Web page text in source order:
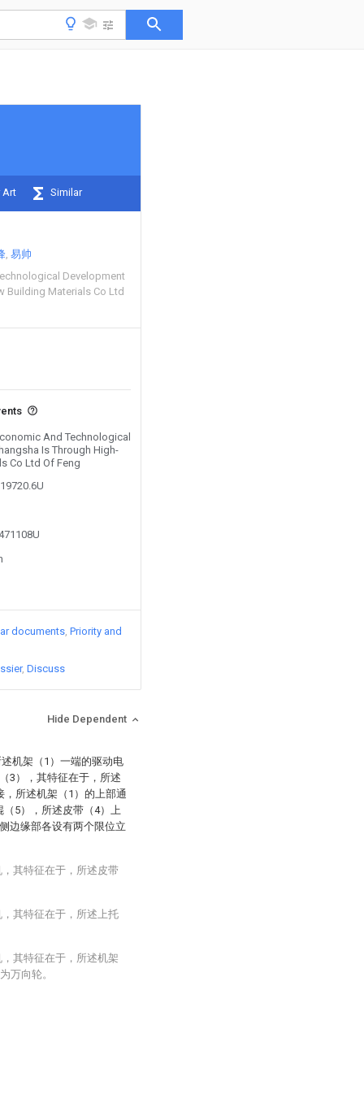
Art Similar
易帅
Development
Building Materials Co Ltd
And Technological
Is Through High-
Co Ltd Of Feng
documents Priority and
Discuss
Hide Dependent
机架（1）一端的驱动电
3），其特征在于，所述
所述机架（1）的上部通
5），所述皮带（4）上
边缘部各设有两个限位立
其特征在于，所述皮带
其特征在于，所述上托
其特征在于，所述机架
万向轮。